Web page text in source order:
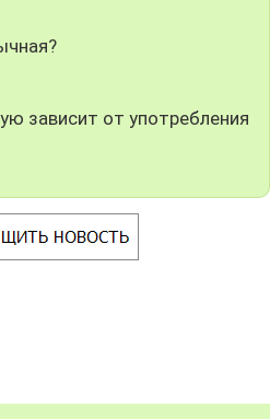
зависит от употребления